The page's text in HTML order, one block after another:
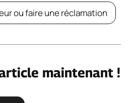
ou faire une réclamation
maintenant !